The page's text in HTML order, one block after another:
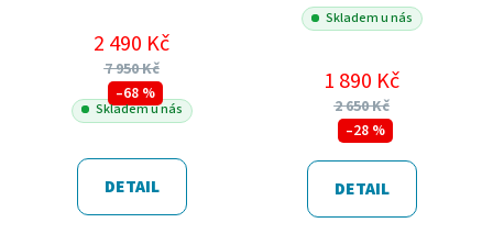
2 490 Kč
7 950 Kč
–68 %
Skladem u nás
DETAIL
Skladem u nás
1 890 Kč
2 650 Kč
–28 %
DETAIL